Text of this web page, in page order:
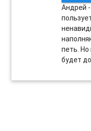
Андрей
петь. Но
будет